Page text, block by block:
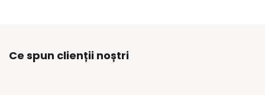
Ce spun clienții noștri